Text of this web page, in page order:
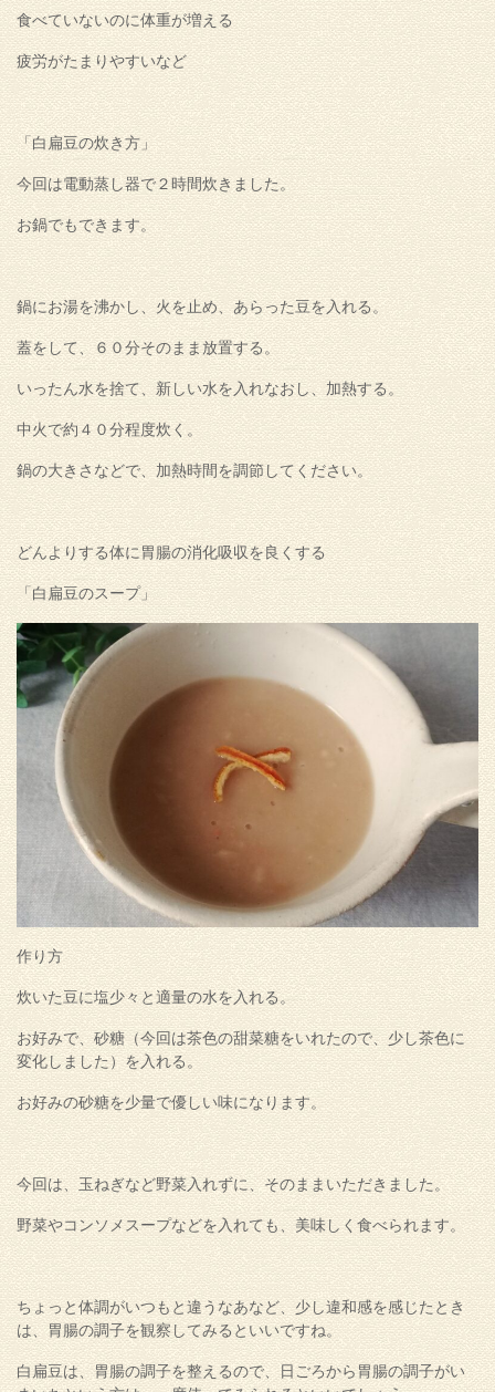
食べていないのに体重が増える
疲労がたまりやすいなど
「白扁豆の炊き方」
今回は電動蒸し器で２時間炊きました。
お鍋でもできます。
鍋にお湯を沸かし、火を止め、あらった豆を入れる。
蓋をして、６０分そのまま放置する。
いったん水を捨て、新しい水を入れなおし、加熱する。
中火で約４０分程度炊く。
鍋の大きさなどで、加熱時間を調節してください。
どんよりする体に胃腸の消化吸収を良くする
「白扁豆のスープ」
作り方
炊いた豆に塩少々と適量の水を入れる。
お好みで、砂糖（今回は茶色の甜菜糖をいれたので、少し茶色に
変化しました）を入れる。
お好みの砂糖を少量で優しい味になります。
今回は、玉ねぎなど野菜入れずに、そのままいただきました。
野菜やコンソメスープなどを入れても、美味しく食べられます。
ちょっと体調がいつもと違うなあなど、少し違和感を感じたとき
は、胃腸の調子を観察してみるといいですね。
白扁豆は、胃腸の調子を整えるので、日ごろから胃腸の調子がい